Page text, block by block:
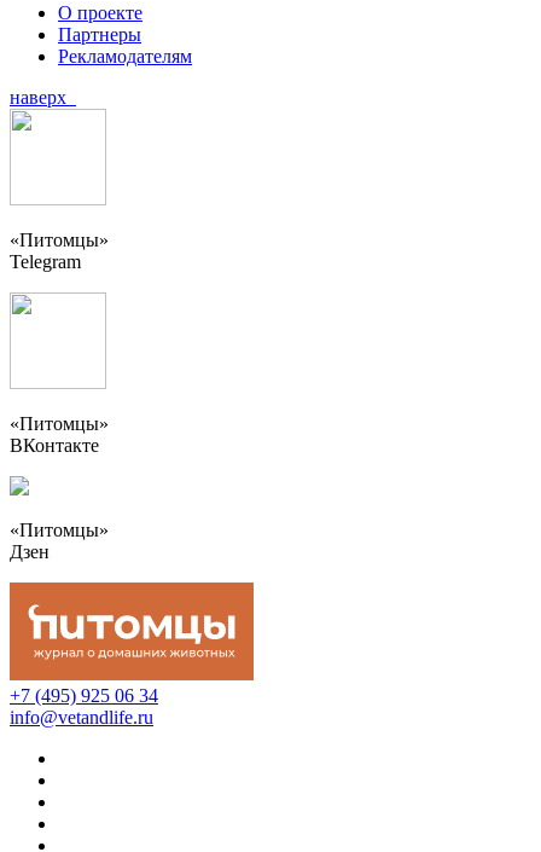
О проекте
Партнеры
Рекламодателям
наверх
«Питомцы»
Telegram
«Питомцы»
ВКонтакте
«Питомцы»
Дзен
+7 (495) 925 06 34
info@vetandlife.ru